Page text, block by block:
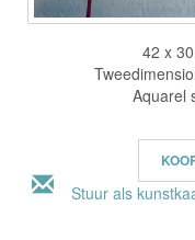
42 x
Aquarel
Stuur als